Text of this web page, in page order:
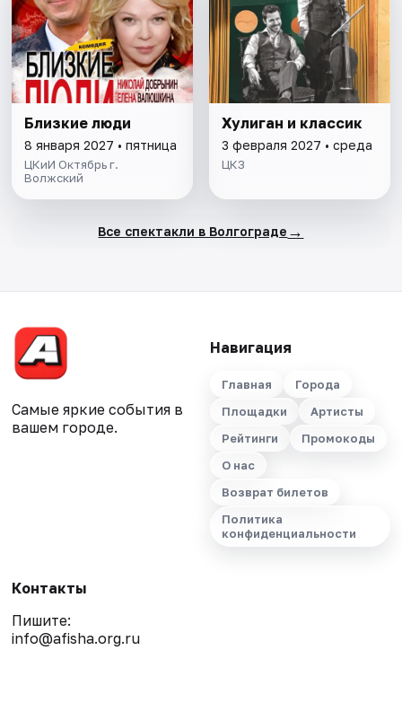
Близкие люди
8 января 2027 • пятница
ЦКиИ Октябрь г.
Волжский
Хулиган и классик
3 февраля 2027 • среда
ЦКЗ
Все спектакли в Волгограде →
Самые яркие события в
вашем городе.
Навигация
Главная
Города
Площадки
Артисты
Рейтинги
Промокоды
О нас
Возврат билетов
Политика
конфиденциальности
Контакты
Пишите:
info@afisha.org.ru